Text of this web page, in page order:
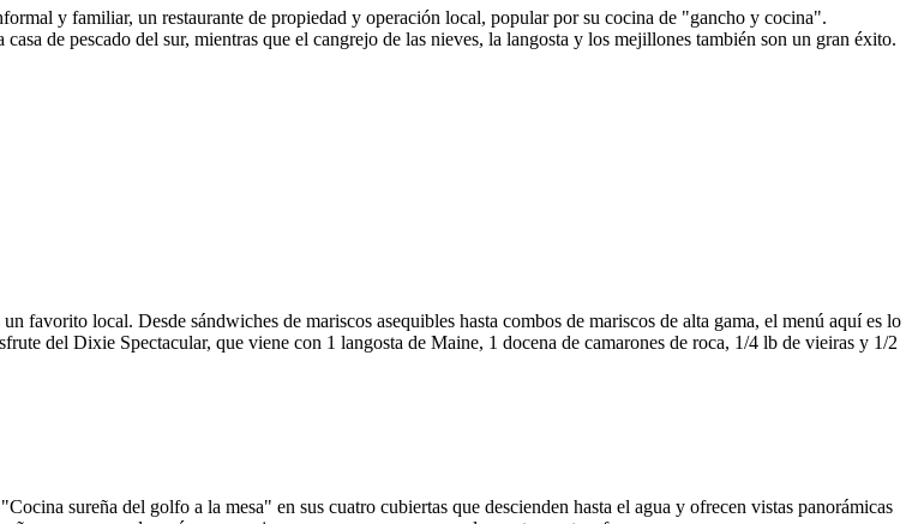
y familiar, un restaurante de propiedad y operación local, popular por su cocina de "gancho y cocina".
de pescado del sur, mientras que el cangrejo de las nieves, la langosta y los mejillones también son un gran éxito.
favorito local. Desde sándwiches de mariscos asequibles hasta combos de mariscos de alta gama, el menú aquí es lo
del Dixie Spectacular, que viene con 1 langosta de Maine, 1 docena de camarones de roca, 1/4 lb de vieiras y 1/2
sureña del golfo a la mesa" en sus cuatro cubiertas que descienden hasta el agua y ofrecen vistas panorámicas